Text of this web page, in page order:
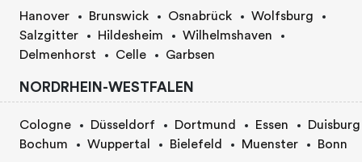
Hanover Brunswick Osnabrück
Wolfsburg
Salzgitter
Hildesheim
Wilhelmshaven
Delmenhorst
Celle Garbsen
NORDRHEIN-WESTFALEN
Cologne Düsseldorf Dortmund Essen
Duisburg
Bochum
Wuppertal Bielefeld Muenster Bonn